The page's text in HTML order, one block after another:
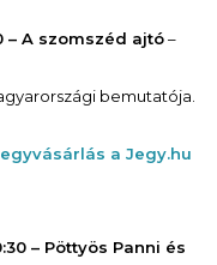
– A szomszéd ajtó–
bemutatója.
a Jegy.hu
– Pöttyös Panni és